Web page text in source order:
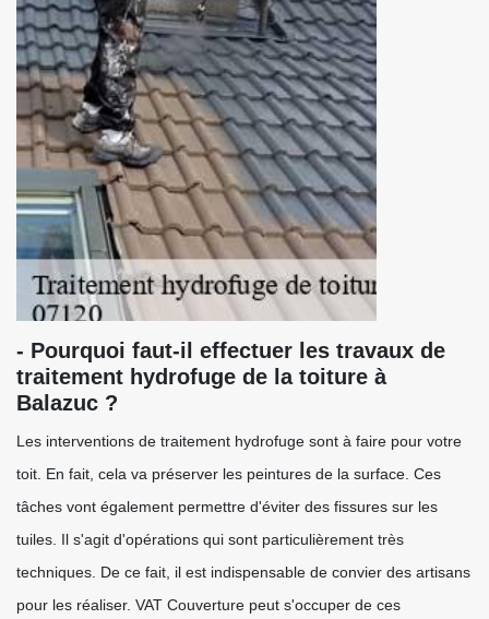
- Pourquoi faut-il effectuer les travaux de
traitement hydrofuge de la toiture à
Balazuc ?
Les interventions de traitement hydrofuge sont à faire pour votre
toit. En fait, cela va préserver les peintures de la surface. Ces
tâches vont également permettre d'éviter des fissures sur les
tuiles. Il s'agit d'opérations qui sont particulièrement très
techniques. De ce fait, il est indispensable de convier des artisans
pour les réaliser. VAT Couverture peut s'occuper de ces